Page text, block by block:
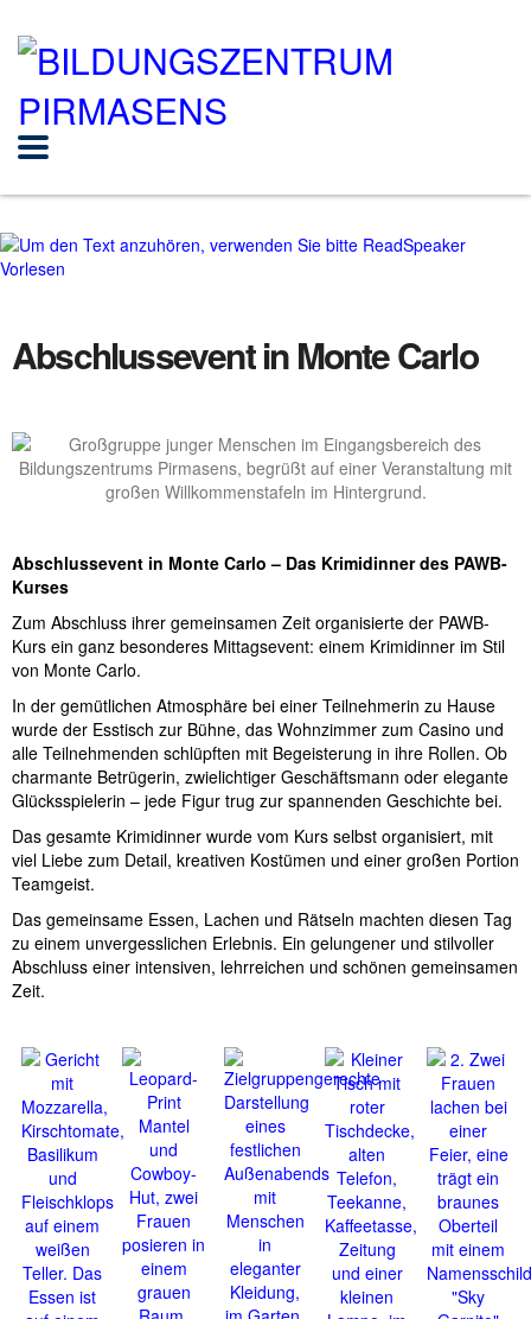
Vorlesen
Abschlussevent in Monte Carlo
Abschlussevent in Monte Carlo – Das Krimidinner des PAWB-
Kurses
Zum Abschluss ihrer gemeinsamen Zeit organisierte der PAWB-
Kurs ein ganz besonderes Mittagsevent: einem Krimidinner im Stil
von Monte Carlo.
In der gemütlichen Atmosphäre bei einer Teilnehmerin zu Hause
wurde der Esstisch zur Bühne, das Wohnzimmer zum Casino und
alle Teilnehmenden schlüpften mit Begeisterung in ihre Rollen. Ob
charmante Betrügerin, zwielichtiger Geschäftsmann oder elegante
Glücksspielerin – jede Figur trug zur spannenden Geschichte bei.
Das gesamte Krimidinner wurde vom Kurs selbst organisiert, mit
viel Liebe zum Detail, kreativen Kostümen und einer großen Portion
Teamgeist.
Das gemeinsame Essen, Lachen und Rätseln machten diesen Tag
zu einem unvergesslichen Erlebnis. Ein gelungener und stilvoller
Abschluss einer intensiven, lehrreichen und schönen gemeinsamen
Zeit.